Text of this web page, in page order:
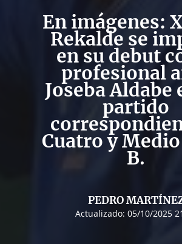
En imágenes:
Rekalde se
en su debut
profesional
Joseba Aldabe
partido
Cuatro y
B.
PEDRO
Actualizado: 05/10/2025